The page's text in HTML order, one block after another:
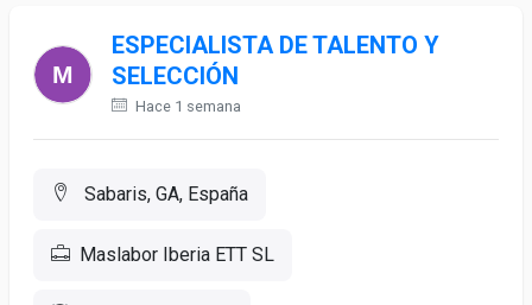
ESPECIALISTA DE TALENTO Y
SELECCIÓN
Hace 1 semana
Sabaris, GA, España
Maslabor Iberia ETT SL